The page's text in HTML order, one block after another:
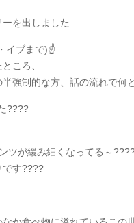
を出しました
イブまで)☝️
ころ、
強制的な方、話の流れで何
????
ツが緩み細くなってる～
です????